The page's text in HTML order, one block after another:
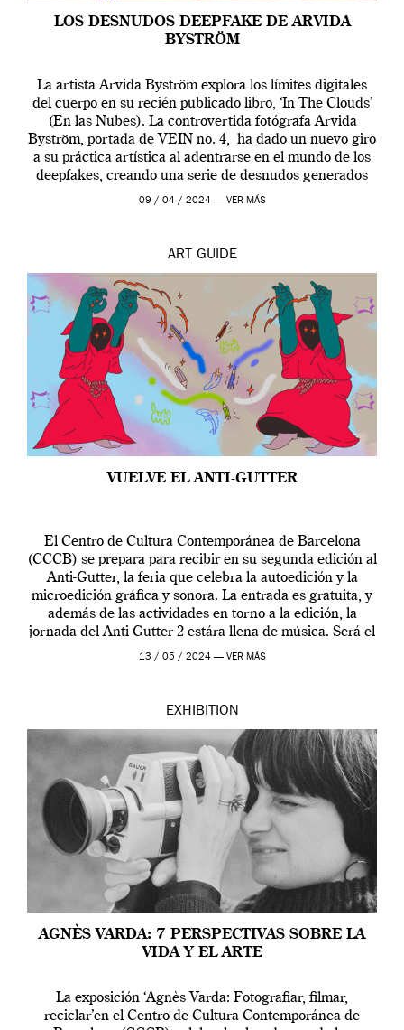
LOS DESNUDOS DEEPFAKE DE ARVIDA
BYSTRÖM
La artista Arvida Byström explora los límites digitales
del cuerpo en su recién publicado libro, ‘In The Clouds’
(En las Nubes). La controvertida fotógrafa Arvida
Byström, portada de VEIN no. 4, ha dado un nuevo giro
a su práctica artística al adentrarse en el mundo de los
deepfakes, creando una serie de desnudos generados
por […]
09 / 04 / 2024 — VER MÁS
ART GUIDE
VUELVE EL ANTI-GUTTER
El Centro de Cultura Contemporánea de Barcelona
(CCCB) se prepara para recibir en su segunda edición al
Anti-Gutter, la feria que celebra la autoedición y la
microedición gráfica y sonora. La entrada es gratuita, y
además de las actividades en torno a la edición, la
jornada del Anti-Gutter 2 estára llena de música. Será el
[…]
13 / 05 / 2024 — VER MÁS
EXHIBITION
AGNÈS VARDA: 7 PERSPECTIVAS SOBRE LA
VIDA Y EL ARTE
La exposición ‘Agnès Varda: Fotografiar, filmar,
reciclar’en el Centro de Cultura Contemporánea de